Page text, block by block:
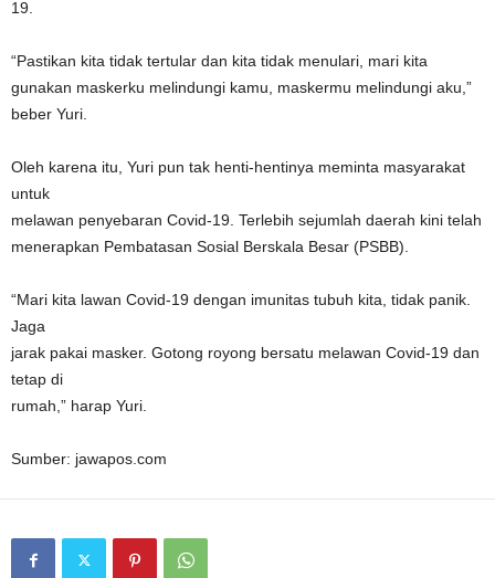
19.
“Pastikan kita tidak tertular dan kita tidak menulari, mari kita
gunakan maskerku melindungi kamu, maskermu melindungi aku,”
beber Yuri.
Oleh karena itu, Yuri pun tak henti-hentinya meminta masyarakat
untuk
melawan penyebaran Covid-19. Terlebih sejumlah daerah kini telah
menerapkan Pembatasan Sosial Berskala Besar (PSBB).
“Mari kita lawan Covid-19 dengan imunitas tubuh kita, tidak panik.
Jaga
jarak pakai masker. Gotong royong bersatu melawan Covid-19 dan
tetap di
rumah,” harap Yuri.
Sumber: jawapos.com